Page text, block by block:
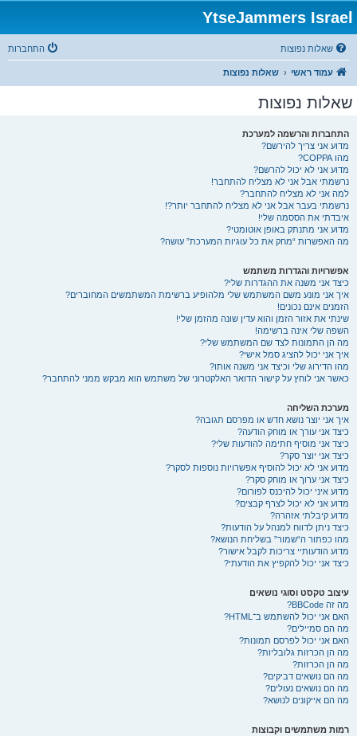
YtseJammers Israel
שאלות נפוצות התחברות
עמוד ראשי שאלות נפוצות
שאלות נפוצות
התחברות והרשמה למערכת
מדוע אני צריך להירשם?
מהו COPPA?
מדוע אני לא יכול להרשם?
נרשמתי אבל אני לא מצליח להתחבר!
למה אני לא מצליח להתחבר?
נרשמתי בעבר אבל אני לא מצליח להתחבר יותר?!
איבדתי את הססמה שלי!
מדוע אני מתנתק באופן אוטומטי?
מה האפשרות “מחק את כל עוגיות המערכת” עושה?
אפשרויות והגדרות משתמש
כיצד אני משנה את ההגדרות שלי?
איך אני מונע משם המשתמש שלי מלהופיע ברשימת המשתמשים המחוברים?
הזמנים אינם נכונים!
שינתי את אזור הזמן והוא עדין שונה מהזמן שלי!
השפה שלי אינה ברשימה!
מה הן התמונות לצד שם המשתמש שלי?
איך אני יכול להציג סמל אישי?
מהו הדירוג שלי וכיצד אני משנה אותו?
כאשר אני לוחץ על קישור הדואר האלקטרוני של משתמש הוא מבקש ממני להתחבר?
מערכת השליחה
איך אני יוצר נושא חדש או מפרסם תגובה?
כיצד אני עורך או מוחק הודעה?
כיצד אני מוסיף חתימה להודעות שלי?
כיצד אני יוצר סקר?
מדוע אני לא יכול להוסיף אפשרויות נוספות לסקר?
כיצד אני ערוך או מוחק סקר?
מדוע איני יכול להיכנס לפורום?
מדוע אני לא יכול לצרף קבצים?
מדוע קיבלתי אזהרה?
כיצד ניתן לדווח למנהל על הודעות?
מהו כפתור ה“שמור” בשליחת הנושא?
מדוע הודעותיי צריכות לקבל אישור?
כיצד אני יכול להקפיץ את הודעתי?
עיצוב טקסט וסוגי נושאים
מה זה BBCode?
האם אני יכול להשתמש ב־HTML?
מה הם סמיילים?
האם אני יכול לפרסם תמונות?
מה הן הכרזות גלובליות?
מה הן הכרזות?
מה הם נושאים דביקים?
מה הם נושאים נעולים?
מה הם אייקונים לנושא?
רמות משתמשים וקבוצות